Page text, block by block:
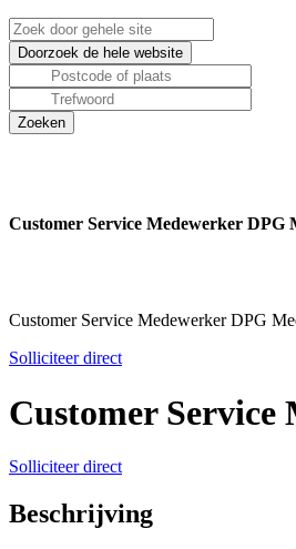
Customer Service Medewerker DPG
Customer Service Medewerker DPG
Solliciteer direct
Customer Service
Solliciteer direct
Beschrijving